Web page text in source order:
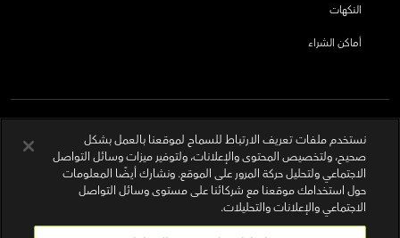
النكهات
أماكن الشراء
نستخدم ملفات تعريف الارتباط للسماح لموقعنا بالعمل بشكل
صحيح، ولتخصيص المحتوى والإعلانات، ولتوفير ميزات وسائل التواصل
الاجتماعي ولتحليل حركة المرور على الموقع. ونشارك أيضًا المعلومات
حول استخدامك موقعنا مع شركائنا على مستوى وسائل التواصل
الاجتماعي والإعلانات والتحليلات.